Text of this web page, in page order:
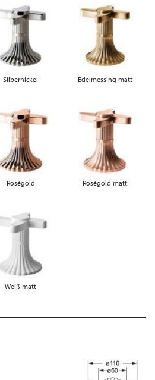
Silbernickel Edelmessing matt
Roségold Roségold matt
Weiß matt